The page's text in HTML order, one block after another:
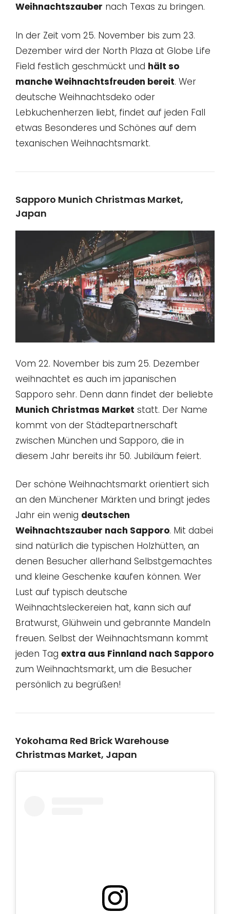
Weihnachtszauber nach Texas zu bringen.
In der Zeit vom 25. November bis zum 23.
Dezember wird der North Plaza at Globe Life
Field festlich geschmückt und hält so
manche Weihnachtsfreuden bereit. Wer
deutsche Weihnachtsdeko oder
Lebkuchenherzen liebt, findet auf jeden Fall
etwas Besonderes und Schönes auf dem
texanischen Weihnachtsmarkt.
Sapporo Munich Christmas Market,
Japan
Vom 22. November bis zum 25. Dezember
weihnachtet es auch im japanischen
Sapporo sehr. Denn dann findet der beliebte
Munich Christmas Market statt. Der Name
kommt von der Städtepartnerschaft
zwischen München und Sapporo, die in
diesem Jahr bereits ihr 50. Jubiläum feiert.
Der schöne Weihnachtsmarkt orientiert sich
an den Münchener Märkten und bringt jedes
Jahr ein wenig deutschen
Weihnachtszauber nach Sapporo. Mit dabei
sind natürlich die typischen Holzhütten, an
denen Besucher allerhand Selbstgemachtes
und kleine Geschenke kaufen können. Wer
Lust auf typisch deutsche
Weihnachtsleckereien hat, kann sich auf
Bratwurst, Glühwein und gebrannte Mandeln
freuen. Selbst der Weihnachtsmann kommt
jeden Tag extra aus Finnland nach Sapporo
zum Weihnachtsmarkt, um die Besucher
persönlich zu begrüßen!
Yokohama Red Brick Warehouse
Christmas Market, Japan